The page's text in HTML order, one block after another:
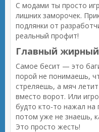
С модами ты просто
лишних заморочек.
подлянки от
реальный профит!
Главный
Самое бесит — это
порой не понимаешь,
стреляешь, а мяч
вместо ворот. Или
будто кто-то нажал на
потом уже не знаешь,
Это просто жесть!